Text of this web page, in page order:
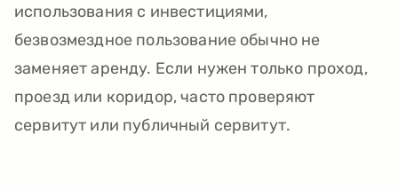
использования с инвестициями,
безвозмездное пользование обычно не
заменяет аренду. Если нужен только проход,
проезд или коридор, часто проверяют
сервитут или публичный сервитут.